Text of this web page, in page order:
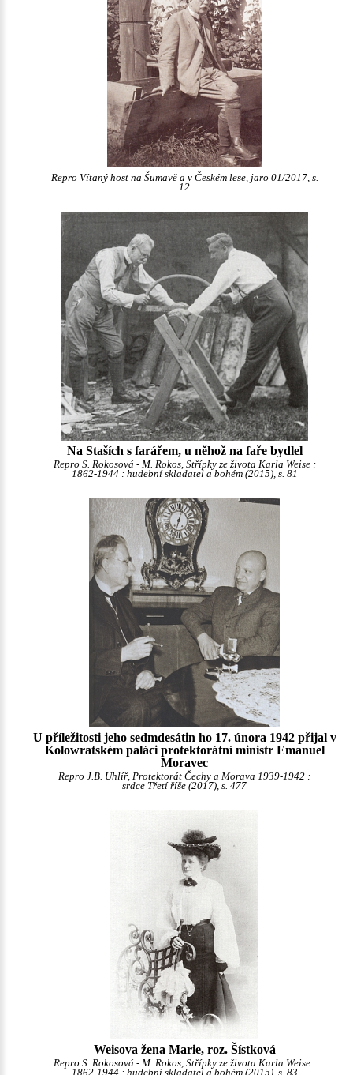
Repro Vítaný host na Šumavě a v Českém lese, jaro 01/2017, s.
12
Na Staších s farářem, u něhož na faře bydlel
Repro S. Rokosová - M. Rokos, Střípky ze života Karla Weise :
1862-1944 : hudební skladatel a bohém (2015), s. 81
U příležitosti jeho sedmdesátin ho 17. února 1942 přijal v
Kolowratském paláci protektorátní ministr Emanuel
Moravec
Repro J.B. Uhlíř, Protektorát Čechy a Morava 1939-1942 :
srdce Třetí říše (2017), s. 477
Weisova žena Marie, roz. Šístková
Repro S. Rokosová - M. Rokos, Střípky ze života Karla Weise :
1862-1944 : hudební skladatel a bohém (2015), s. 83